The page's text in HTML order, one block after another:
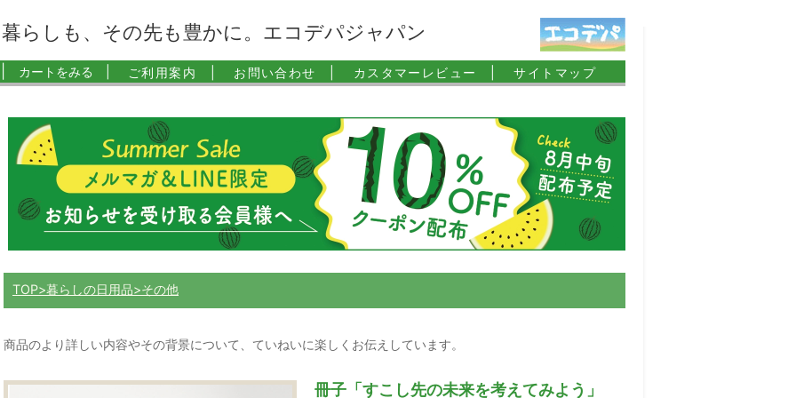
暮らしも、その先も豊かに。エコデパジャパン
カートをみる | ご利用案内 | お問い合わせ | カスタマーレビュー | サイトマップ
TOP 暮らしの日用品 その他
商品のより詳しい内容やその背景について、ていねいに楽しくお伝えしています。
冊子「すこし先の未来を考えてみよう」